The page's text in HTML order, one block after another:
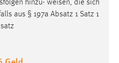
hinzu- weisen, die sich
aus § 197a Absatz 1 Satz 1